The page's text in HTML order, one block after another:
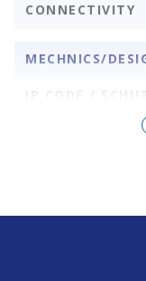
CONNECTIVITY
MECHNICS/